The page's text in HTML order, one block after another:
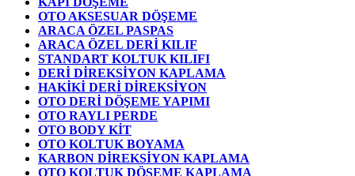
OTO AKSESUAR DÖŞEME
ARACA ÖZEL PASPAS
ARACA ÖZEL DERİ KILIF
STANDART KOLTUK KILIFI
DERİ DİREKSİYON KAPLAMA
HAKİKİ DERİ DİREKSİYON
OTO DERİ DÖŞEME YAPIMI
OTO RAYLI PERDE
OTO BODY KİT
OTO KOLTUK BOYAMA
KARBON DİREKSİYON KAPLAMA
OTO KOLTUK DÖŞEME KAPLAMA